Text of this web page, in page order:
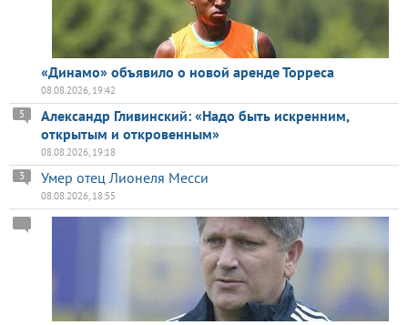
«Динамо» объявило о новой аренде Торреса
08.08.2026, 19:42
Александр Гливинский: «Надо быть искренним,
открытым и откровенным»
5
08.08.2026, 19:18
Умер отец Лионеля Месси
3
08.08.2026, 18:55